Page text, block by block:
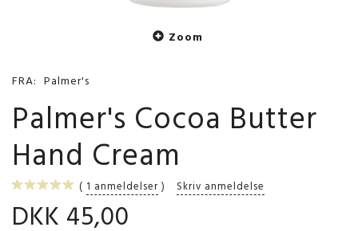
Zoom
FRA: Palmer's
Palmer's Cocoa Butter
Hand Cream
1 anmeldelser Skriv anmeldelse
DKK 45,00